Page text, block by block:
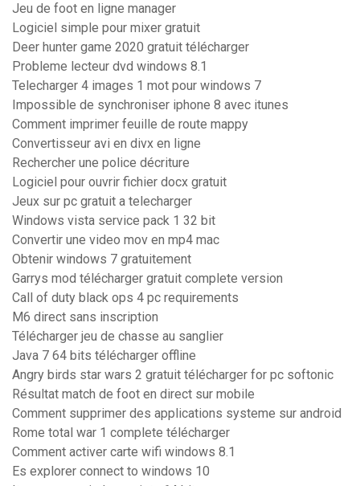
Jeu de foot en ligne manager
Logiciel simple pour mixer gratuit
Deer hunter game 2020 gratuit télécharger
Probleme lecteur dvd windows 8.1
Telecharger 4 images 1 mot pour windows 7
Impossible de synchroniser iphone 8 avec itunes
Comment imprimer feuille de route mappy
Convertisseur avi en divx en ligne
Rechercher une police décriture
Logiciel pour ouvrir fichier docx gratuit
Jeux sur pc gratuit a telecharger
Windows vista service pack 1 32 bit
Convertir une video mov en mp4 mac
Obtenir windows 7 gratuitement
Garrys mod télécharger gratuit complete version
Call of duty black ops 4 pc requirements
M6 direct sans inscription
Télécharger jeu de chasse au sanglier
Java 7 64 bits télécharger offline
Angry birds star wars 2 gratuit télécharger for pc softonic
Résultat match de foot en direct sur mobile
Comment supprimer des applications systeme sur android
Rome total war 1 complete télécharger
Comment activer carte wifi windows 8.1
Es explorer connect to windows 10